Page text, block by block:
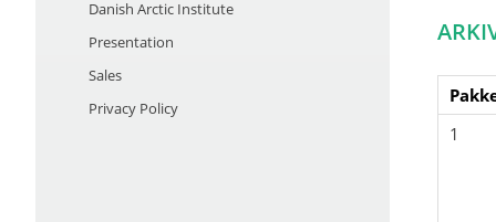
Danish Arctic Institute
Presentation
Sales
Privacy Policy
1